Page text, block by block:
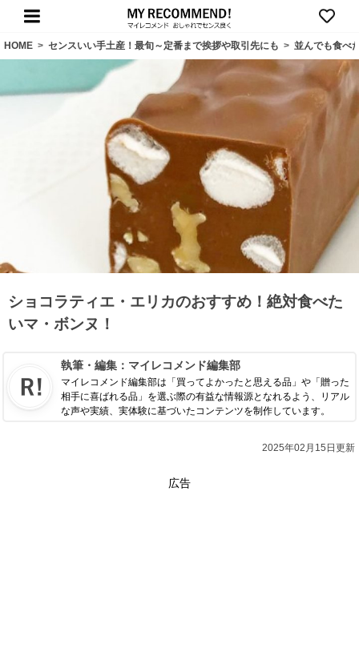
HOME > センスいい手土産！最旬～定番まで挨拶や取引先にも > 並んでも食べ
ショコラティエ・エリカのおすすめ！絶対食べた
いマ・ボンヌ！
執筆・編集： マイレコメンド編集部
マイレコメンド編集部は「買ってよかったと思える品」や「贈った
相手に喜ばれる品」を選ぶ際の有益な情報源となれるよう、リアル
な声や実績、実体験に基づいたコンテンツを制作しています。
2025年02月15日更新
広告